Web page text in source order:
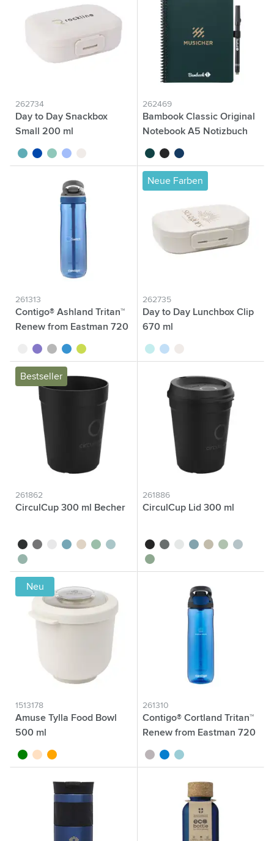
262734
Day to Day Snackbox
Small 200 ml
turquoise
bleu cobalt
vert bleu
262469
Bambook Classic Original
Notebook A5 Notizbuch
vert forêt
noir bleu marine
261313
Contigo® Ashland Tritan™
Renew from Eastman 720
translucide
pourpre
gris bleu lime
Neue Farben
262735
Day to Day Lunchbox Clip
670 ml
turquoise
bleu
Bestseller
261862
CirculCup 300 ml Becher
noir gris pierre
blanc cassé
bleu moyen
beigevert clairbleu clair
vert moyen
261886
CirculCup Lid 300 ml
noir gris pierre
blanc cassé
bleu moyen
beigevert clairbleu clair
vert moyen
Neu
1513178
Amuse Tylla Food Bowl
500 ml
vert beigeorange
261310
Contigo® Cortland Tritan™
Renew from Eastman 720
gris bleu vert menthe